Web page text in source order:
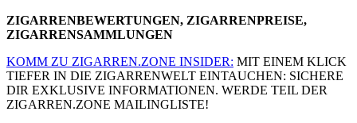
ZIGARRENBEWERTUNGEN, ZIGARRENPREISE,
ZIGARRENSAMMLUNGEN
KOMM ZU ZIGARREN.ZONE INSIDER: MIT EINEM KLICK
TIEFER IN DIE ZIGARRENWELT EINTAUCHEN: SICHERE
DIR EXKLUSIVE INFORMATIONEN. WERDE TEIL DER
ZIGARREN.ZONE MAILINGLISTE!